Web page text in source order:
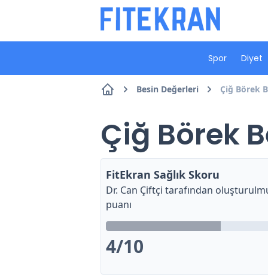
Spor Diyet
Besin Değerleri Çiğ Börek
Çiğ Börek
FitEkran Sağlık Skoru
Dr. Can Çiftçi tarafından
puanı
4/10